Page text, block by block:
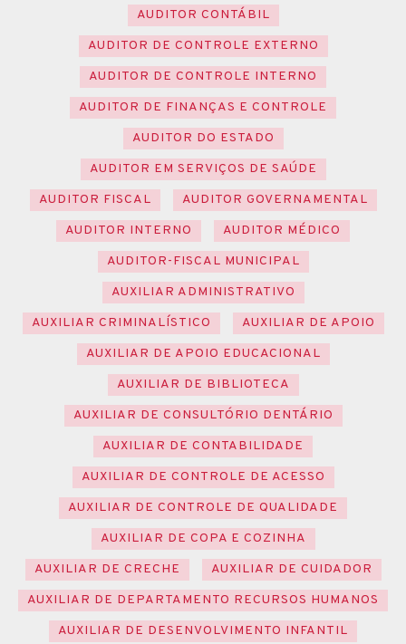
AUDITOR CONTÁBIL
AUDITOR DE CONTROLE EXTERNO
AUDITOR DE CONTROLE INTERNO
AUDITOR DE FINANÇAS E CONTROLE
AUDITOR DO ESTADO
AUDITOR EM SERVIÇOS DE SAÚDE
AUDITOR FISCAL
AUDITOR GOVERNAMENTAL
AUDITOR INTERNO
AUDITOR MÉDICO
AUDITOR-FISCAL MUNICIPAL
AUXILIAR ADMINISTRATIVO
AUXILIAR CRIMINALÍSTICO
AUXILIAR DE APOIO
AUXILIAR DE APOIO EDUCACIONAL
AUXILIAR DE BIBLIOTECA
AUXILIAR DE CONSULTÓRIO DENTÁRIO
AUXILIAR DE CONTABILIDADE
AUXILIAR DE CONTROLE DE ACESSO
AUXILIAR DE CONTROLE DE QUALIDADE
AUXILIAR DE COPA E COZINHA
AUXILIAR DE CRECHE
AUXILIAR DE CUIDADOR
AUXILIAR DE DEPARTAMENTO RECURSOS HUMANOS
AUXILIAR DE DESENVOLVIMENTO INFANTIL